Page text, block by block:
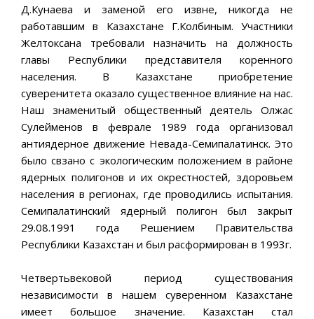
Д.Кунаева и заменой его извне, никогда не
работавшим в Казахстане Г.Колбиным. Участники
Желтоксана требовали назначить на должность
главы Республики представителя коренного
населения. В Казахстане приобретение
суверенитета оказало существенное влияние на нас.
Наш знаменитый общественный деятель Олжас
Сулейменов в феврале 1989 года организовал
антиядерное движение Невада-Семипалатинск. Это
было свзано с экологическим положением в районе
ядерных полигонов и их окрестностей, здоровьем
населения в регионах, где проводились испытания.
Семипалатинский ядерный полигон был закрыт
29.08.1991 года Решением Правительства
Республики Казахстан и был расформирован в 1993г.
Четвертьвековой период существования
независимости в нашем суверенном Казахстане
имеет большое значение. Казахстан стал